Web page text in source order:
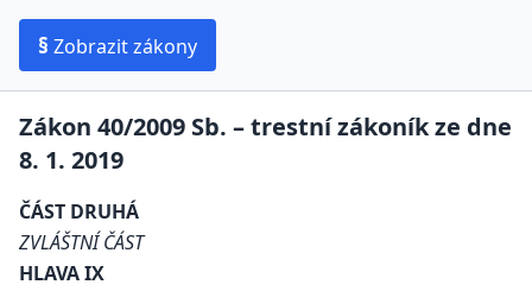
§ Zobrazit zákony
Zákon 40/2009 Sb. – trestní zákoník ze dne
8. 1. 2019
ČÁST DRUHÁ
ZVLÁŠTNÍ ČÁST
HLAVA IX